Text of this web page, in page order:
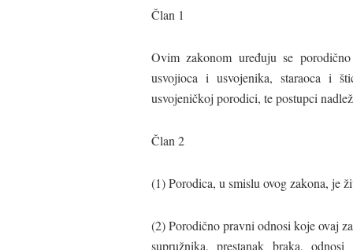
Član 1
Ovim zakonom uređuju se
usvojioca i usvojenika, staraoca i
usvojeničkoj porodici, te postupci
Član 2
(1) Porodica, u smislu ovog zakona, je
(2) Porodično pravni odnosi koje ovaj
supružnika, prestanak braka,